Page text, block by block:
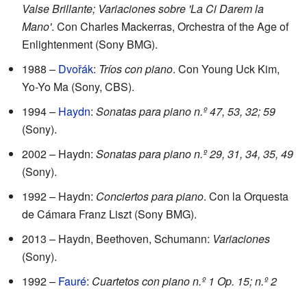
Valse Brillante; Variaciones sobre 'La Ci Darem la
Mano'. Con Charles Mackerras, Orchestra of the Age of
Enlightenment (Sony BMG).
1988 – Dvořák: Tríos con piano. Con Young Uck Kim,
Yo-Yo Ma (Sony, CBS).
1994 – Haydn: Sonatas para piano n.º 47, 53, 32; 59
(Sony).
2002 – Haydn: Sonatas para piano n.º 29, 31, 34, 35, 49
(Sony).
1992 – Haydn: Conciertos para piano. Con la Orquesta
de Cámara Franz Liszt (Sony BMG).
2013 – Haydn, Beethoven, Schumann: Variaciones
(Sony).
1992 – Fauré: Cuartetos con piano n.º 1 Op. 15; n.º 2